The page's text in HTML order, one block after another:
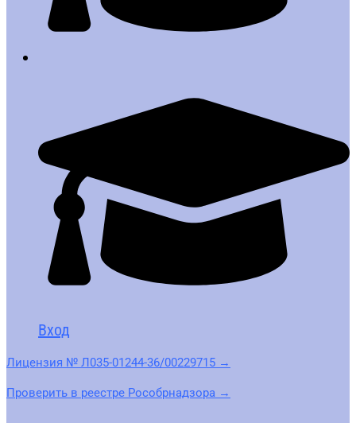
Вход
Лицензия № Л035-01244-36/00229715 →
Проверить в реестре Рособрнадзора →